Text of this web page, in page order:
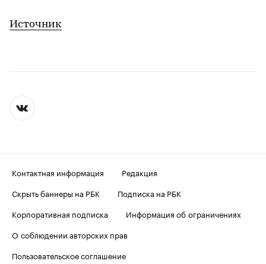
Источник
Контактная информация
Редакция
Скрыть баннеры на РБК
Подписка на РБК
Корпоративная подписка
Информация об ограничениях
О соблюдении авторских прав
Пользовательское соглашение